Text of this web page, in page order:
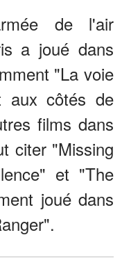
de l'air
a joué dans
"La voie
aux côtés de
films dans
citer "Missing
et "The
joué dans